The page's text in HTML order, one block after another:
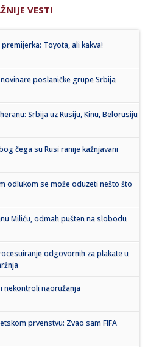
VESTI
Toyota, ali kakva!
poslaničke grupe Srbija
Srbija uz Rusiju, Kinu, Belorusiju
čega su Rusi ranije kažnjavani
odlukom se može oduzeti nešto što
Miliću, odmah pušten na slobodu
odgovornih za plakate u
nekontroli naoružanja
prvenstvu: Zvao sam FIFA